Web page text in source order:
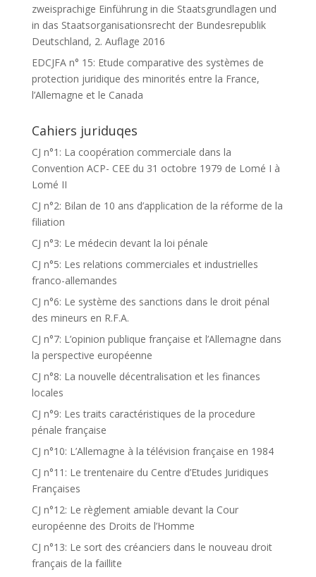
zweisprachige Einführung in die Staatsgrundlagen und
in das Staatsorganisationsrecht der Bundesrepublik
Deutschland, 2. Auflage 2016
EDCJFA n° 15: Etude comparative des systèmes de
protection juridique des minorités entre la France,
l’Allemagne et le Canada
Cahiers juriduqes
CJ n°1: La coopération commerciale dans la
Convention ACP- CEE du 31 octobre 1979 de Lomé I à
Lomé II
CJ n°2: Bilan de 10 ans d’application de la réforme de la
filiation
CJ n°3: Le médecin devant la loi pénale
CJ n°5: Les relations commerciales et industrielles
franco-allemandes
CJ n°6: Le système des sanctions dans le droit pénal
des mineurs en R.F.A.
CJ n°7: L’opinion publique française et l’Allemagne dans
la perspective européenne
CJ n°8: La nouvelle décentralisation et les finances
locales
CJ n°9: Les traits caractéristiques de la procedure
pénale française
CJ n°10: L’Allemagne à la télévision française en 1984
CJ n°11: Le trentenaire du Centre d’Etudes Juridiques
Françaises
CJ n°12: Le règlement amiable devant la Cour
européenne des Droits de l’Homme
CJ n°13: Le sort des créanciers dans le nouveau droit
français de la faillite